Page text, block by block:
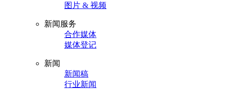
图片 & 视频
新闻服务
合作媒体
媒体登记
新闻
新闻稿
行业新闻